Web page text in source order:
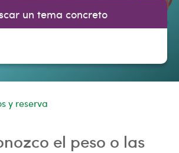
un tema concreto
y reserva
el peso o las